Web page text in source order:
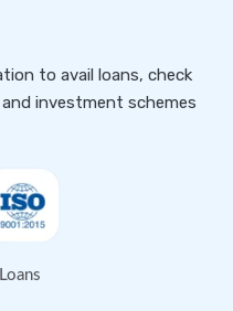
to avail loans, check
investment schemes
Loans